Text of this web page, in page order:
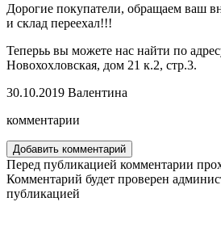
Дорогие покупатели, обращаем ваш
и склад переехал!!!
Теперьь вы можете нас найти по
Новохохловская, дом 21 к.2, стр.3.
30.10.2019 Валентина
комментарии
Добавить комментарий
Перед публикацией комментарии
Комментарий будет проверен
публикацией